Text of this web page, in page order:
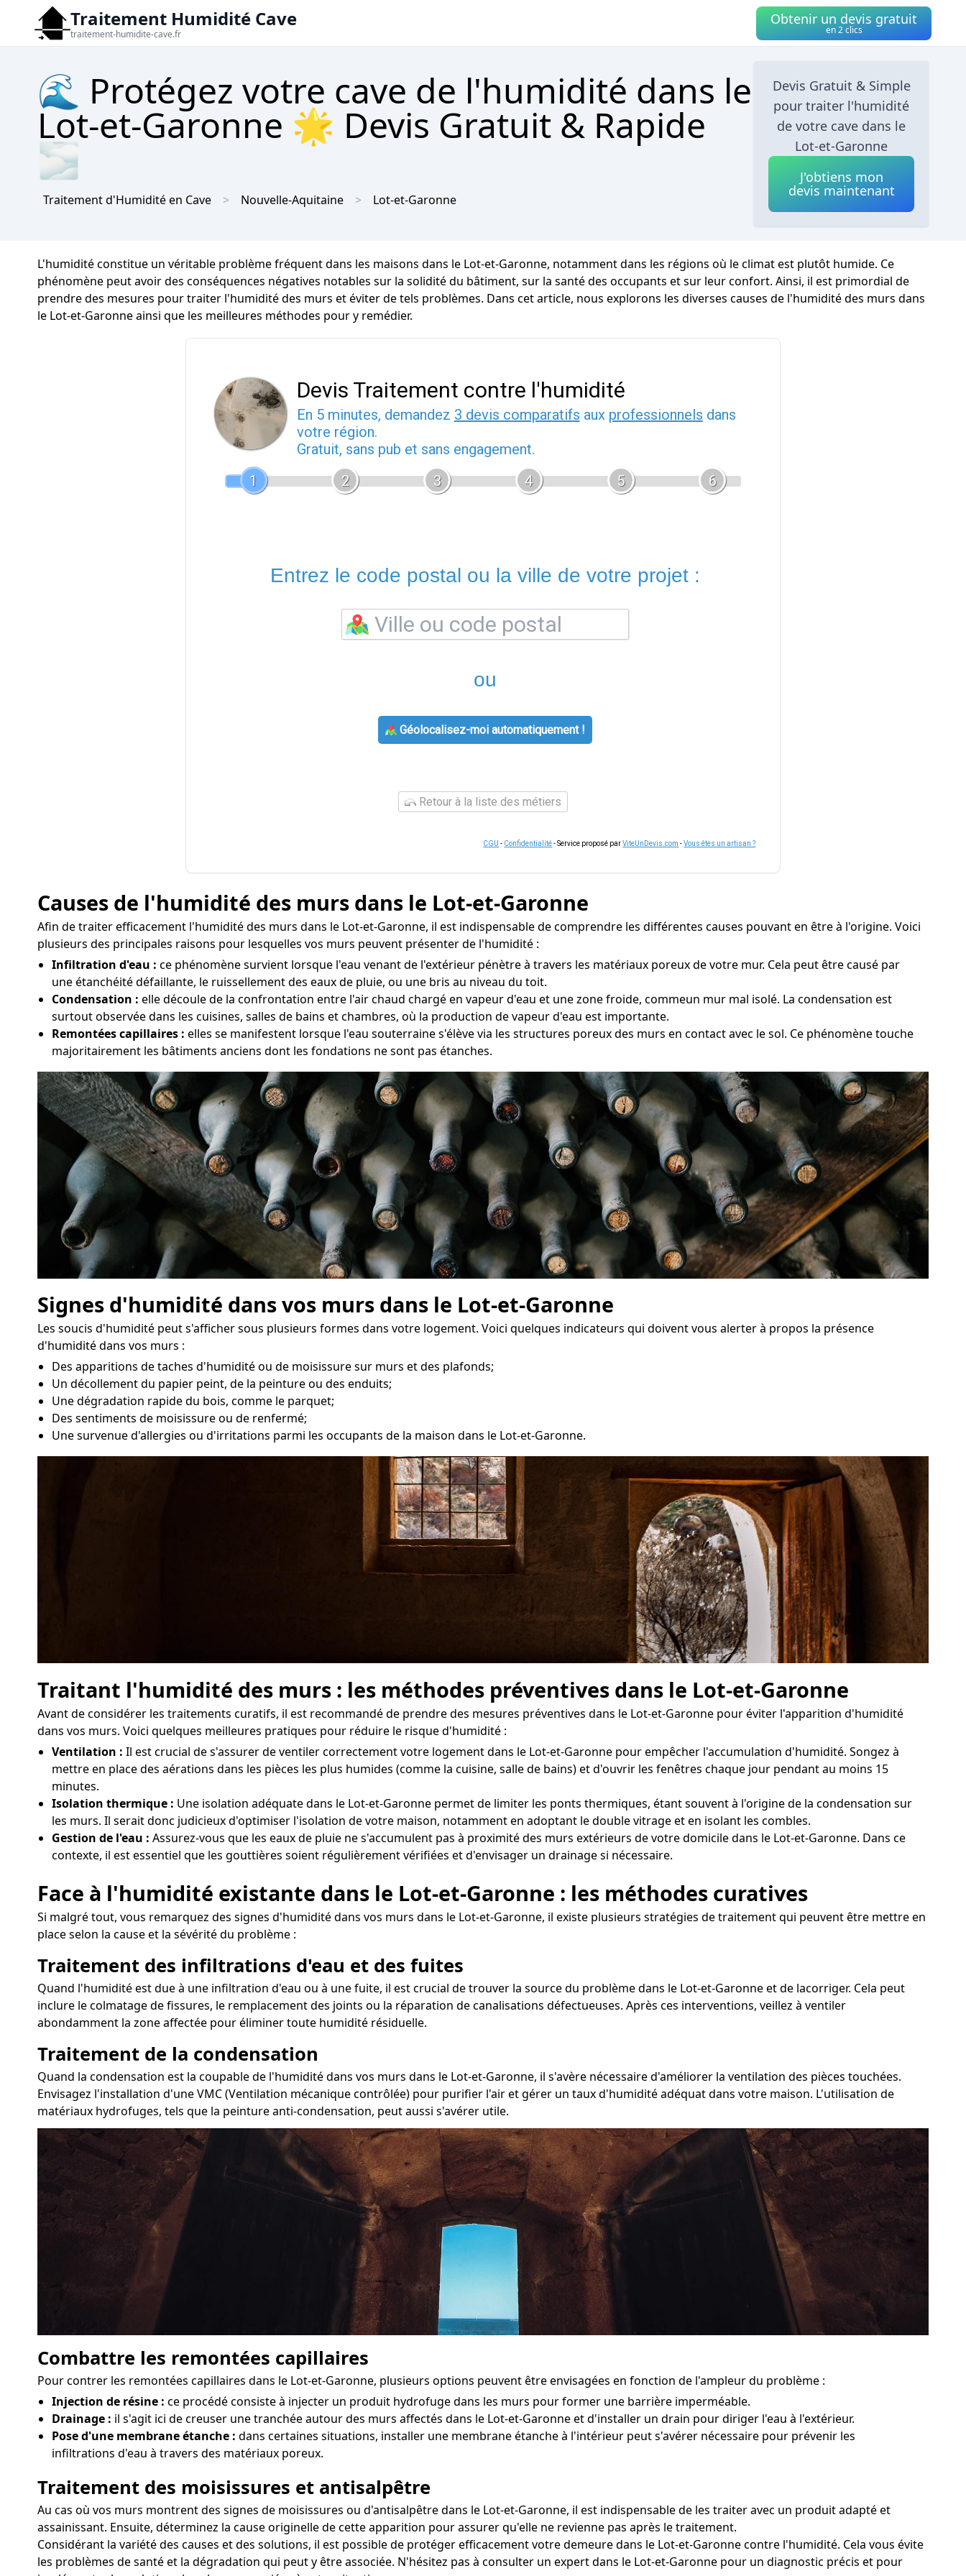
Traitement Humidité Cave
traitement-humidite-cave.fr
Obtenir un devis gratuit
en 2 clics
🌊 Protégez votre cave de l'humidité dans le
Lot-et-Garonne 🌟 Devis Gratuit & Rapide
🌫
Traitement d'Humidité en Cave Nouvelle-Aquitaine Lot-et-Garonne
Devis Gratuit & Simple
pour traiter l'humidité
de votre cave dans le
Lot-et-Garonne
J'obtiens mon
devis maintenant
L'humidité constitue un véritable problème fréquent dans les maisons dans le Lot-et-Garonne, notamment dans les régions où le climat est plutôt humide. Ce
phénomène peut avoir des conséquences négatives notables sur la solidité du bâtiment, sur la santé des occupants et sur leur confort. Ainsi, il est primordial de
prendre des mesures pour traiter l'humidité des murs et éviter de tels problèmes. Dans cet article, nous explorons les diverses causes de l'humidité des murs dans
le Lot-et-Garonne ainsi que les meilleures méthodes pour y remédier.
Devis Traitement contre l'humidité
En 5 minutes, demandez 3 devis comparatifs aux professionnels dans
votre région.
Gratuit, sans pub et sans engagement.
1
2 3 4 5 6
Entrez le code postal ou la ville de votre projet :
ou
Géolocalisez-moi automatiquement !
Retour à la liste des métiers
CGU - Confidentialité- Service proposé parViteUnDevis.com -Vous êtes un artisan ?
Causes de l'humidité des murs dans le Lot-et-Garonne
Afin de traiter efficacement l'humidité des murs dans le Lot-et-Garonne, il est indispensable de comprendre les différentes causes pouvant en être à l'origine. Voici
plusieurs des principales raisons pour lesquelles vos murs peuvent présenter de l'humidité :
Infiltration d'eau : ce phénomène survient lorsque l'eau venant de l'extérieur pénètre à travers les matériaux poreux de votre mur. Cela peut être causé par
une étanchéité défaillante, le ruissellement des eaux de pluie, ou une bris au niveau du toit.
Condensation : elle découle de la confrontation entre l'air chaud chargé en vapeur d'eau et une zone froide, commeun mur mal isolé. La condensation est
surtout observée dans les cuisines, salles de bains et chambres, où la production de vapeur d'eau est importante.
Remontées capillaires : elles se manifestent lorsque l'eau souterraine s'élève via les structures poreux des murs en contact avec le sol. Ce phénomène touche
majoritairement les bâtiments anciens dont les fondations ne sont pas étanches.
Signes d'humidité dans vos murs dans le Lot-et-Garonne
Les soucis d'humidité peut s'afficher sous plusieurs formes dans votre logement. Voici quelques indicateurs qui doivent vous alerter à propos la présence
d'humidité dans vos murs :
Des apparitions de taches d'humidité ou de moisissure sur murs et des plafonds;
Un décollement du papier peint, de la peinture ou des enduits;
Une dégradation rapide du bois, comme le parquet;
Des sentiments de moisissure ou de renfermé;
Une survenue d'allergies ou d'irritations parmi les occupants de la maison dans le Lot-et-Garonne.
Traitant l'humidité des murs : les méthodes préventives dans le Lot-et-Garonne
Avant de considérer les traitements curatifs, il est recommandé de prendre des mesures préventives dans le Lot-et-Garonne pour éviter l'apparition d'humidité
dans vos murs. Voici quelques meilleures pratiques pour réduire le risque d'humidité :
Ventilation : Il est crucial de s'assurer de ventiler correctement votre logement dans le Lot-et-Garonne pour empêcher l'accumulation d'humidité. Songez à
mettre en place des aérations dans les pièces les plus humides (comme la cuisine, salle de bains) et d'ouvrir les fenêtres chaque jour pendant au moins 15
minutes.
Isolation thermique : Une isolation adéquate dans le Lot-et-Garonne permet de limiter les ponts thermiques, étant souvent à l'origine de la condensation sur
les murs. Il serait donc judicieux d'optimiser l'isolation de votre maison, notamment en adoptant le double vitrage et en isolant les combles.
Gestion de l'eau : Assurez-vous que les eaux de pluie ne s'accumulent pas à proximité des murs extérieurs de votre domicile dans le Lot-et-Garonne. Dans ce
contexte, il est essentiel que les gouttières soient régulièrement vérifiées et d'envisager un drainage si nécessaire.
Face à l'humidité existante dans le Lot-et-Garonne : les méthodes curatives
Si malgré tout, vous remarquez des signes d'humidité dans vos murs dans le Lot-et-Garonne, il existe plusieurs stratégies de traitement qui peuvent être mettre en
place selon la cause et la sévérité du problème :
Traitement des infiltrations d'eau et des fuites
Quand l'humidité est due à une infiltration d'eau ou à une fuite, il est crucial de trouver la source du problème dans le Lot-et-Garonne et de lacorriger. Cela peut
inclure le colmatage de fissures, le remplacement des joints ou la réparation de canalisations défectueuses. Après ces interventions, veillez à ventiler
abondamment la zone affectée pour éliminer toute humidité résiduelle.
Traitement de la condensation
Quand la condensation est la coupable de l'humidité dans vos murs dans le Lot-et-Garonne, il s'avère nécessaire d'améliorer la ventilation des pièces touchées.
Envisagez l'installation d'une VMC (Ventilation mécanique contrôlée) pour purifier l'air et gérer un taux d'humidité adéquat dans votre maison. L'utilisation de
matériaux hydrofuges, tels que la peinture anti-condensation, peut aussi s'avérer utile.
Combattre les remontées capillaires
Pour contrer les remontées capillaires dans le Lot-et-Garonne, plusieurs options peuvent être envisagées en fonction de l'ampleur du problème :
Injection de résine : ce procédé consiste à injecter un produit hydrofuge dans les murs pour former une barrière imperméable.
Drainage : il s'agit ici de creuser une tranchée autour des murs affectés dans le Lot-et-Garonne et d'installer un drain pour diriger l'eau à l'extérieur.
Pose d'une membrane étanche : dans certaines situations, installer une membrane étanche à l'intérieur peut s'avérer nécessaire pour prévenir les
infiltrations d'eau à travers des matériaux poreux.
Traitement des moisissures et antisalpêtre
Au cas où vos murs montrent des signes de moisissures ou d'antisalpêtre dans le Lot-et-Garonne, il est indispensable de les traiter avec un produit adapté et
assainissant. Ensuite, déterminez la cause originelle de cette apparition pour assurer qu'elle ne revienne pas après le traitement.
Considérant la variété des causes et des solutions, il est possible de protéger efficacement votre demeure dans le Lot-et-Garonne contre l'humidité. Cela vous évite
les problèmes de santé et la dégradation qui peut y être associée. N'hésitez pas à consulter un expert dans le Lot-et-Garonne pour un diagnostic précis et pour